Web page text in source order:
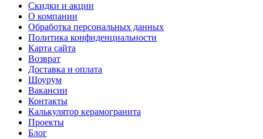
Скидки и акции
О компании
Обработка персональных данных
Политика конфиденциальности
Карта сайта
Возврат
Доставка и оплата
Шоурум
Вакансии
Контакты
Калькулятор керамогранита
Проекты
Блог